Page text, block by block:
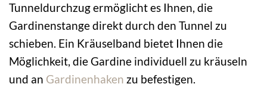
Tunneldurchzug ermöglicht es Ihnen, die
Gardinenstange direkt durch den Tunnel zu
schieben. Ein Kräuselband bietet Ihnen die
Möglichkeit, die Gardine individuell zu kräuseln
und an Gardinenhaken zu befestigen.